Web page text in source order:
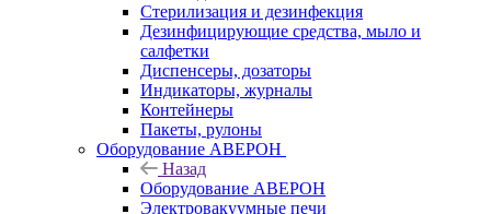
Стерилизация и дезинфекция
Дезинфицирующие средства, мыло и
салфетки
Диспенсеры, дозаторы
Индикаторы, журналы
Контейнеры
Пакеты, рулоны
Оборудование АВЕРОН
Назад
Оборудование АВЕРОН
Электровакуумные печи